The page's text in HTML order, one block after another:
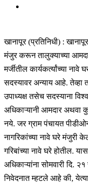
खानापूर (प्रतिनिधी) :
मंजुर करून तालुक्याच्या
मर्जीतील कार्यकर्त्यांच्या
सदस्यावर अन्याय आहे. तेव्हा
उपाध्यक्ष तसेच सदस्याना
अधिकाऱ्यानी आमदार अथवा
नये. जर ग्राम पंचायत
नागरिकांच्या नावे घरे मंजुरी
गरिबांच्या नावे घरे होतील.
अधिकाऱ्यांना सोमवारी दि.
निवेदनात म्हटले आहे की,